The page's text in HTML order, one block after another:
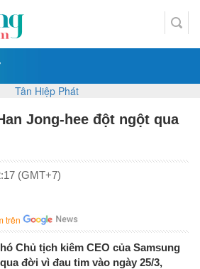
Jong-hee đột ngột qua
(GMT+7)
trên
Chủ tịch kiêm CEO của Samsung
đời vì đau tim vào ngày 25/3,